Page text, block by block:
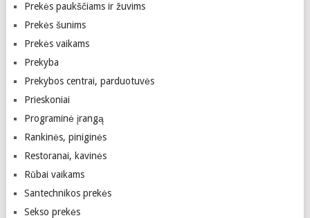
Prekės paukščiams ir žuvims
Prekės šunims
Prekės vaikams
Prekyba
Prekybos centrai, parduotuvės
Prieskoniai
Programinė įrangą
Rankinės, piniginės
Restoranai, kavinės
Rūbai vaikams
Santechnikos prekės
Sekso prekės